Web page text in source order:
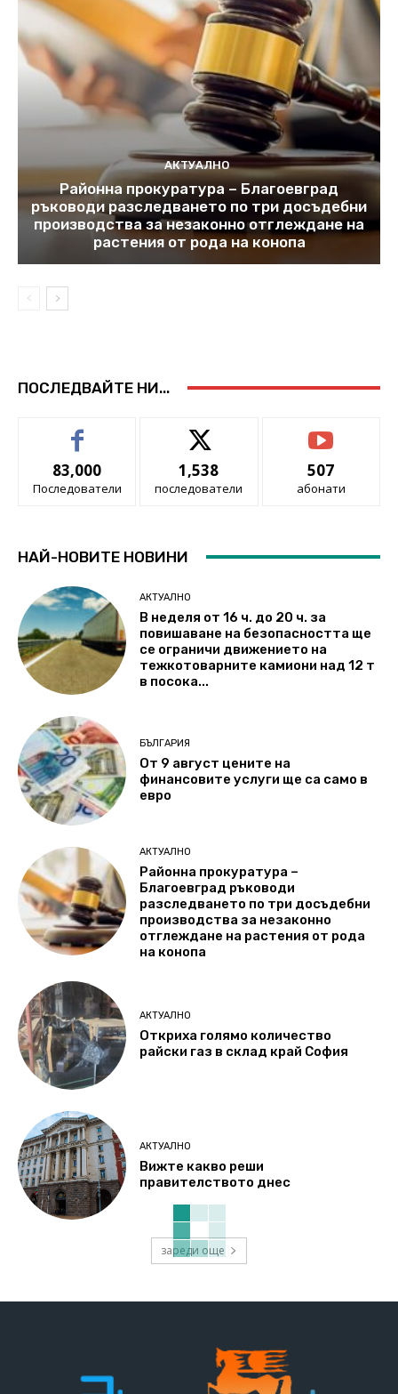
АКТУАЛНО
Районна прокуратура – Благоевград
ръководи разследването по три досъдебни
производства за незаконно отглеждане на
растения от рода на конопа
ПОСЛЕДВАЙТЕ НИ...
83,000
Последователи
1,538
последователи
507
абонати
НАЙ-НОВИТЕ НОВИНИ
АКТУАЛНО
В неделя от 16 ч. до 20 ч. за
повишаване на безопасността ще
се ограничи движението на
тежкотоварните камиони над 12 т
в посока...
БЪЛГАРИЯ
От 9 август цените на
финансовите услуги ще са само в
евро
АКТУАЛНО
Районна прокуратура –
Благоевград ръководи
разследването по три досъдебни
производства за незаконно
отглеждане на растения от рода
на конопа
АКТУАЛНО
Откриха голямо количество
райски газ в склад край София
АКТУАЛНО
Вижте какво реши
правителството днес
зареди още